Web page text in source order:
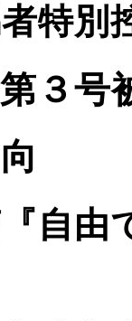
者特別
３号
『自